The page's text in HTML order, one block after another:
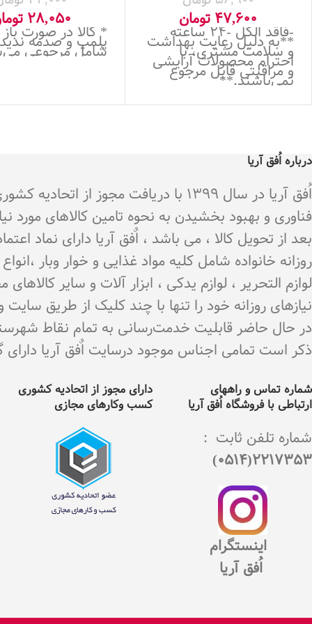
47,600 تومان
-فاقد الکل -24 ساعته
**به دلیل رعایت بهداشت
و سلامت مشتری، با
احترام محصولات آرایشی
و مراقبتی قابل مرجوع
نمی‌باشند.**
28,050
* کالا در صورت
پلمپ و صدمه
شامل مرجوعی
درباره اُفق آریا
اُفق آریا در سال 1399 با دریافت
فناوری و بهبود بخشیدن به نحوه تامین کالاهای
بعد از تحویل کالا ، می باشد ، اٌفق آریا دارای نماد
روزانه خانواده شامل کلیه مواد غذایی و خوار وبار
لوازم التحریر ، لوازم یدکی ، ابزار آلات و سایر
نیازهای روزانه خود را تنها با چند کلیک از طریق
در حال حاضر قابلیت خدمت‌رسانی به تمام نقاط
ذکر است تمامی اجناس موجود درسایت اٌفق آریا دارای
شماره تماس و راههای
ارتباطی با فروشگاه اُفق آریا
شماره تلفن ثابت :
2217353(0514)
اینستگرام
اُفق آریا
دارای مجوز از اتحادیه کشوری
کسب وکارهای مجازی